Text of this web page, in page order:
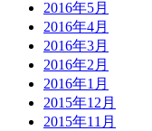
2016年5月
2016年4月
2016年3月
2016年2月
2016年1月
2015年12月
2015年11月